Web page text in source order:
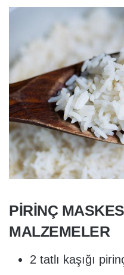
PIRINÇ
MALZEMELER
2 tatlı kaşığı